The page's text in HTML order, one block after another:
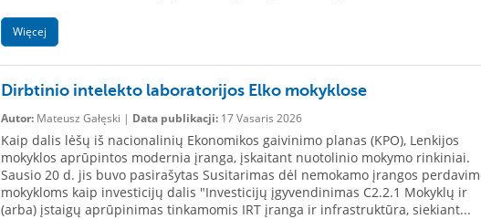
Więcej
Dirbtinio intelekto laboratorijos Elko mokyklose
Autor:Mateusz Gałęski | Data publikacji:17 Vasaris 2026
Kaip dalis lėšų iš nacionalinių Ekonomikos gaivinimo planas (KPO), Lenkijos
mokyklos aprūpintos modernia įranga, įskaitant nuotolinio mokymo rinkiniai.
Sausio 20 d. jis buvo pasirašytas Susitarimas dėl nemokamo įrangos
mokykloms kaip investicijų dalis "Investicijų įgyvendinimas C2.2.1 Mokyklų ir
(arba) įstaigų aprūpinimas tinkamomis IRT įranga ir infrastruktūra, siekiant...